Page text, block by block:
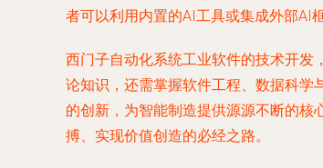
者可以利用内置的AI工具或集成外部AI
西门子自动化系统工业软件的技术开发
论知识，还需掌握软件工程、数据科学
的创新，为智能制造提供源源不断的
搏、实现价值创造的必经之路。